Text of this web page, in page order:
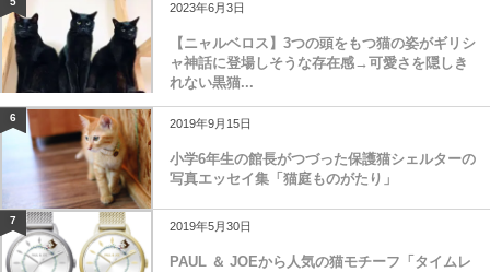
2023年6月3日
【ニャルベロス】3つの頭をもつ猫の姿がギリシ
ャ神話に登場しそうな存在感→可愛さを隠しき
れない黒猫...
6 2019年9月15日
小学6年生の館長がつづった保護猫シェルターの
写真エッセイ集「猫庭ものがたり」
7 2019年5月30日
PAUL ＆ JOEから人気の猫モチーフ「タイムレ